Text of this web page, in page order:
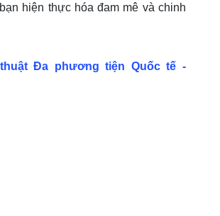
hiện thực hóa đam mê và chinh
Đa phương tiện Quốc tế -